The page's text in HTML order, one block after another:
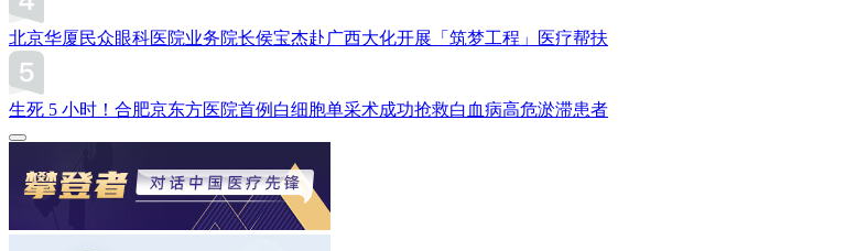
北京华厦民众眼科医院业务院长侯宝杰赴广西大化开展「筑梦工程」医疗帮扶
生死 5 小时！合肥京东方医院首例白细胞单采术成功抢救白血病高危淤滞患者